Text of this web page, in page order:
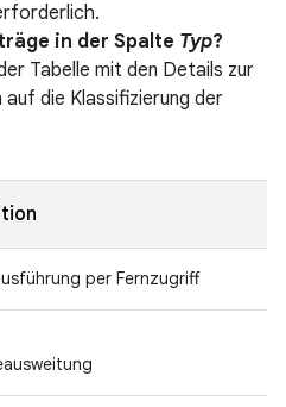
in der Spalte Typ?
Tabelle mit den Details zur
die Klassifizierung der
per Fernzugriff